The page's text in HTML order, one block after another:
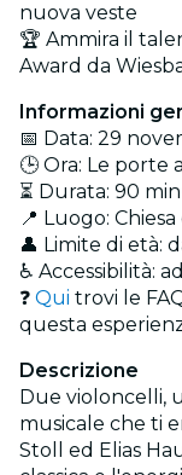
nuova veste
🏆 Ammira il
Award da
Informazioni
📅 Data: 29
🕒 Ora: Le porte
⏳ Durata: 90
📍 Luogo:
👤 Limite di età:
♿ Accessibilità:
❓ Qui trovi le
questa
Descrizione
Due violoncelli,
musicale che ti
Stoll ed Elias